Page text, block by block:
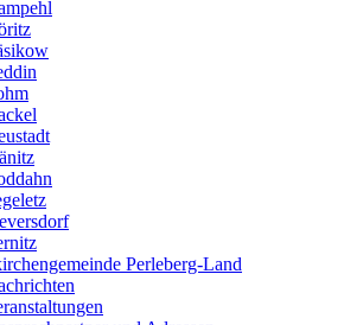
Perleberg-Land